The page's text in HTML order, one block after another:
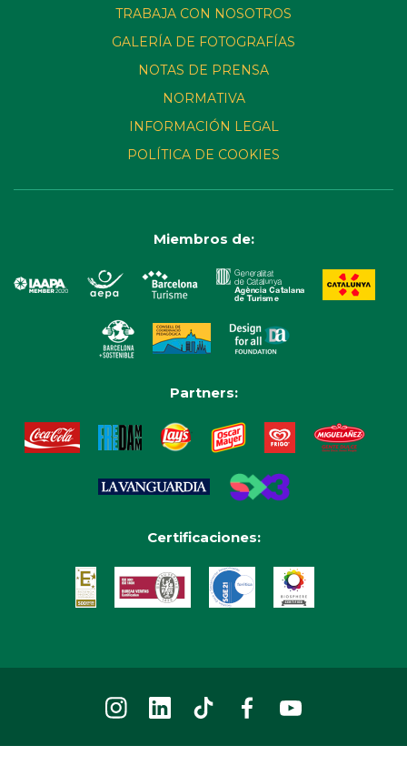
TRABAJA CON NOSOTROS
GALERÍA DE FOTOGRAFÍAS
NOTAS DE PRENSA
NORMATIVA
INFORMACIÓN LEGAL
POLÍTICA DE COOKIES
Miembros de:
Partners:
Certificaciones: